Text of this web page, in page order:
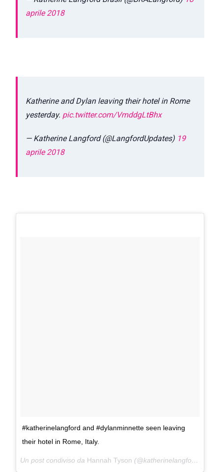
aprile 2018
Katherine and Dylan leaving their hotel in Rome
yesterday. pic.twitter.com/VmddgLtBhx
— Katherine Langford (@LangfordUpdates) 19
aprile 2018
#katherinelangford and #dylanminnette seen leaving
their hotel in Rome, Italy.
Un post condiviso da Hannah Tyson (@katherinelangfordmedia) in data: